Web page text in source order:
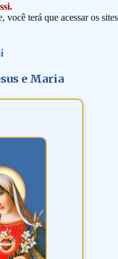
você terá que acessar os sites
e Maria